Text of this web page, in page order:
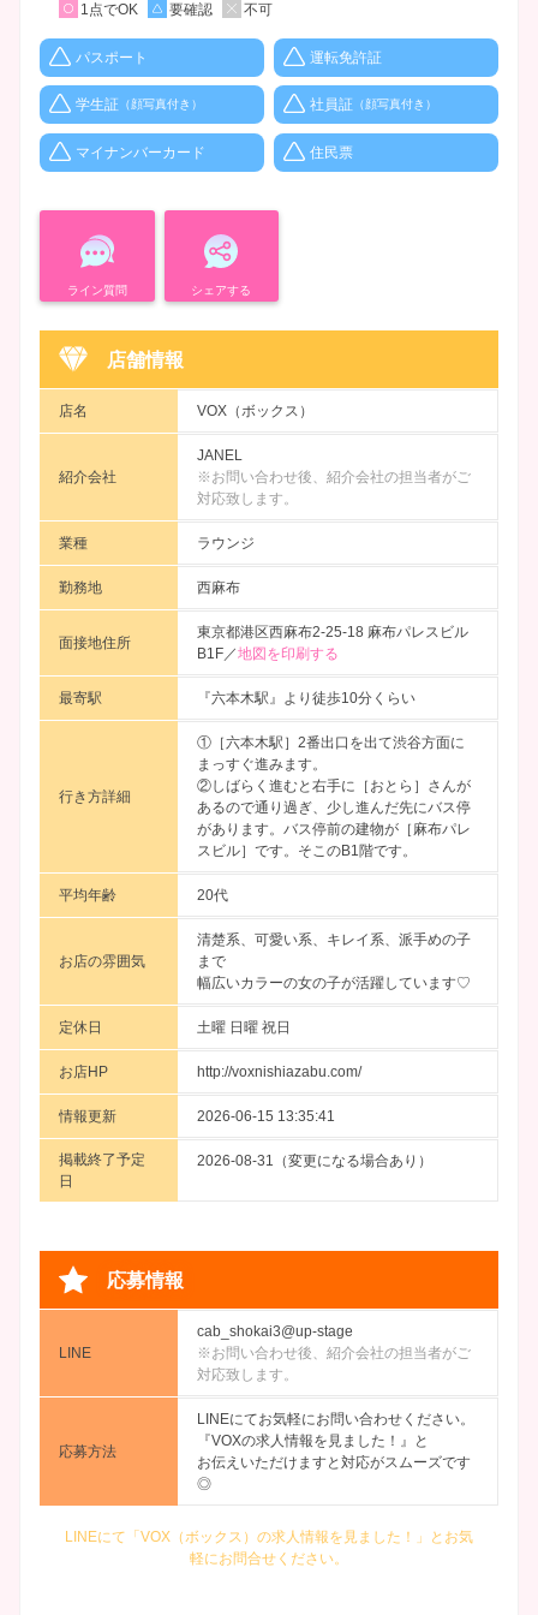
1点でOK 要確認 不可
パスポート 運転免許証
学生証 （顔写真付き） 社員証 （顔写真付き）
マイナンバーカード 住民票
ライン質問 シェアする
店舗情報
店名 VOX（ボックス）
紹介会社
JANEL
※お問い合わせ後、紹介会社の担当者がご
対応致します。
業種 ラウンジ
勤務地 西麻布
面接地住所
東京都港区西麻布2-25-18 麻布パレスビル
B1F／地図を印刷する
最寄駅 『六本木駅』より徒歩10分くらい
行き方詳細
①［六本木駅］2番出口を出て渋谷方面に
まっすぐ進みます。
②しばらく進むと右手に［おとら］さんが
あるので通り過ぎ、少し進んだ先にバス停
があります。バス停前の建物が［麻布パレ
スビル］です。そこのB1階です。
平均年齢 20代
お店の雰囲気
清楚系、可愛い系、キレイ系、派手めの子
まで
幅広いカラーの女の子が活躍しています♡
定休日 土曜 日曜 祝日
お店HP http://voxnishiazabu.com/
情報更新 2026-06-15 13:35:41
掲載終了予定
日
2026-08-31（変更になる場合あり）
応募情報
LINE
cab_shokai3@up-stage
※お問い合わせ後、紹介会社の担当者がご
対応致します。
応募方法
LINEにてお気軽にお問い合わせください。
『VOXの求人情報を見ました！』と
お伝えいただけますと対応がスムーズです
◎
LINEにて「VOX（ボックス）の求人情報を見ました！」とお気
軽にお問合せください。